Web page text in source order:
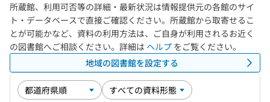
所蔵館、利用可否等の詳細・最新状況は情報提供元の各館のサイ
ト・データベースで直接ご確認ください。所蔵館から取寄せるこ
とが可能かなど、資料の利用方法は、ご自身が利用されるお近く
の図書館へご相談ください。詳細は ヘルプ をご覧ください。
地域の図書館を設定する